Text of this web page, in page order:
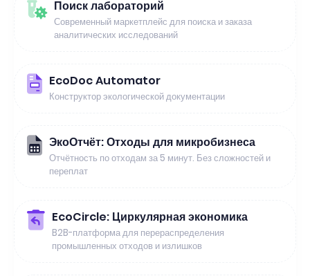
Поиск лабораторий
Современный маркетплейс для поиска и заказа
аналитических исследований
EcoDoc Automator
Конструктор экологической документации
ЭкоОтчёт: Отходы для микробизнеса
Отчётность по отходам за 5 минут. Без сложностей и
переплат
EcoCircle: Циркулярная экономика
B2B-платформа для перераспределения
промышленных отходов и излишков